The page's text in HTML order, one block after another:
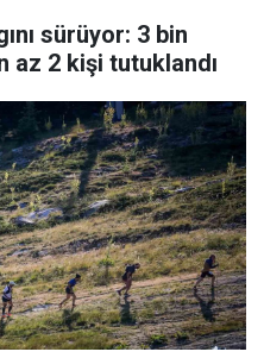
sürüyor: 3 bin
az 2 kişi tutuklandı